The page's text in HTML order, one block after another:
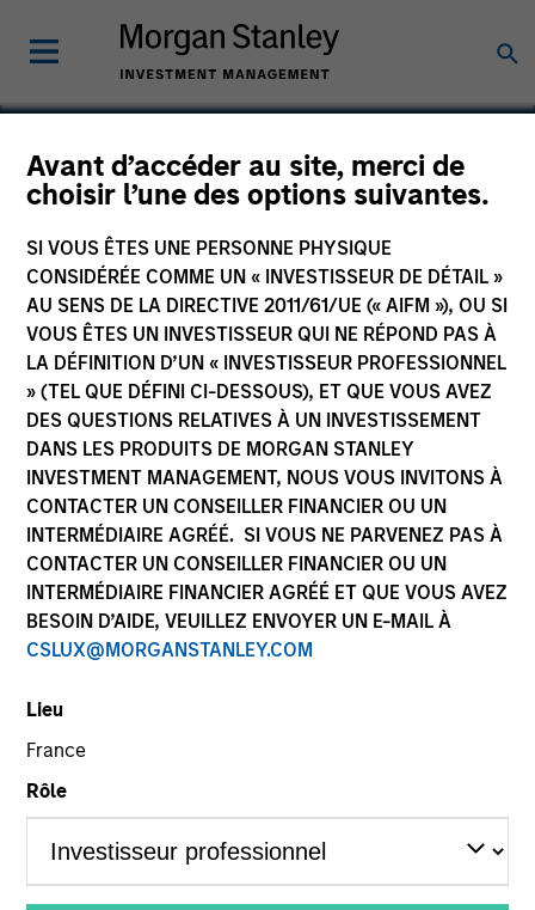
Avant d’accéder au site, merci de
choisir l’une des options suivantes.
SI VOUS ÊTES UNE PERSONNE PHYSIQUE
CONSIDÉRÉE COMME UN « INVESTISSEUR DE DÉTAIL »
AU SENS DE LA DIRECTIVE 2011/61/UE (« AIFM »), OU SI
VOUS ÊTES UN INVESTISSEUR QUI NE RÉPOND PAS À
LA DÉFINITION D’UN « INVESTISSEUR PROFESSIONNEL
» (TEL QUE DÉFINI CI-DESSOUS), ET QUE VOUS AVEZ
DES QUESTIONS RELATIVES À UN INVESTISSEMENT
DANS LES PRODUITS DE MORGAN STANLEY
INVESTMENT MANAGEMENT, NOUS VOUS INVITONS À
CONTACTER UN CONSEILLER FINANCIER OU UN
INTERMÉDIAIRE AGRÉÉ. SI VOUS NE PARVENEZ PAS À
CONTACTER UN CONSEILLER FINANCIER OU UN
INTERMÉDIAIRE FINANCIER AGRÉÉ ET QUE VOUS AVEZ
BESOIN D’AIDE, VEUILLEZ ENVOYER UN E-MAIL À
CSLUX@MORGANSTANLEY.COM
Lieu
France
Rôle
Community
Marketing Technology
COUNTRY
United States